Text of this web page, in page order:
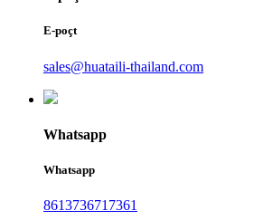
E-poçt
sales@huataili-thailand.com
Whatsapp
Whatsapp
8613736717361